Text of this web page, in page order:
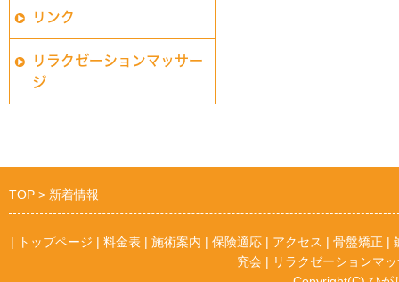
リンク
リラクゼーションマッサー
ジ
TOP 新着情報
| トップページ | 料金表 | 施術案内 | 保険適応 | アクセス | 骨盤矯正 |
究会 | リラクゼーションマ